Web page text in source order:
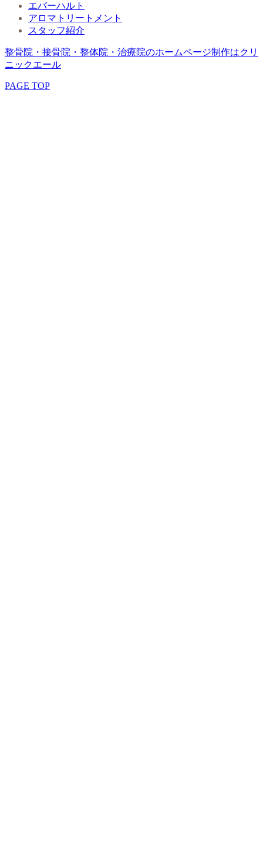
エバーハルト
アロマトリートメント
スタッフ紹介
整骨院・接骨院・整体院・治療院のホームページ制作はクリ
ニックエール
PAGE TOP